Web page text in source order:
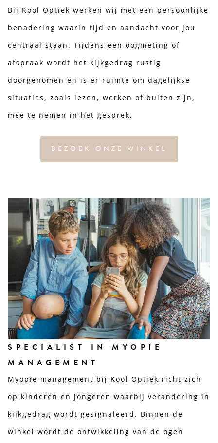
Bij Kool Optiek werken wij met een persoonlijke
benadering waarin tijd en aandacht voor jou
centraal staan. Tijdens een oogmeting of
afspraak wordt het kijkgedrag rustig
doorgenomen en is er ruimte om dagelijkse
situaties, zoals lezen, werken of buiten zijn,
mee te nemen in het gesprek.
BEZOEK ONZE WINKEL
SPECIALIST IN MYOPIE
MANAGEMENT
Myopie management bij Kool Optiek richt zich
op kinderen en jongeren waarbij verandering in
kijkgedrag wordt gesignaleerd. Binnen de
winkel wordt de ontwikkeling van de ogen